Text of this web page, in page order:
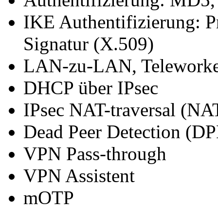
IKE Authentifizierung:
Signatur (X.509)
LAN-zu-LAN,
DHCP über IPsec
IPsec NAT-traversal
Dead Peer Detection
VPN Pass-through
VPN Assistent
mOTP